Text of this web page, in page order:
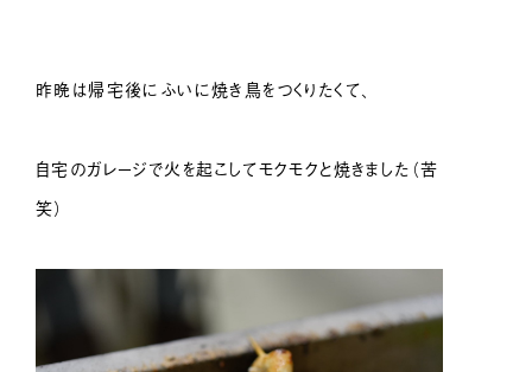
昨晩は帰宅後にふいに焼き鳥をつくりたくて、
自宅のガレージで火を起こしてモクモクと焼きました（苦
笑）